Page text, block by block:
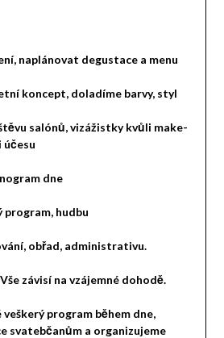
naplánovat degustace a menu
koncept, doladíme barvy, styl
salónů, vizážistky kvůli make-
účesu
dne
program, hudbu
obřad, administrativu.
závisí na vzájemné dohodě.
program během dne,
svatebčanům a organizujeme